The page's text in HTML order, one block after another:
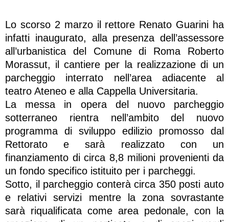
Lo scorso 2 marzo il rettore Renato Guarini ha
infatti inaugurato, alla presenza dell’assessore
all’urbanistica del Comune di Roma Roberto
Morassut, il cantiere per la realizzazione di un
parcheggio interrato nell’area adiacente al
teatro Ateneo e alla Cappella Universitaria.
La messa in opera del nuovo parcheggio
sotterraneo rientra nell’ambito del nuovo
programma di sviluppo edilizio promosso dal
Rettorato e sarà realizzato con un
finanziamento di circa 8,8 milioni provenienti da
un fondo specifico istituito per i parcheggi.
Sotto, il parcheggio conterà circa 350 posti auto
e relativi servizi mentre la zona sovrastante
sarà riqualificata come area pedonale, con la